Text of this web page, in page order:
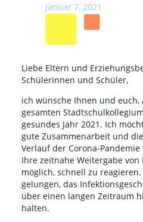
Januar 7, 2021
Liebe Eltern und
Schülerinnen und Schüler,
ich wünsche Ihnen und euch,
gesamten
gesundes Jahr 2021. Ich
gute Zusammenarbeit und
Verlauf der Corona-
Ihre zeitnahe Weitergabe
möglich, schnell zu
gelungen, das
über einen langen Zeitraum
halten.